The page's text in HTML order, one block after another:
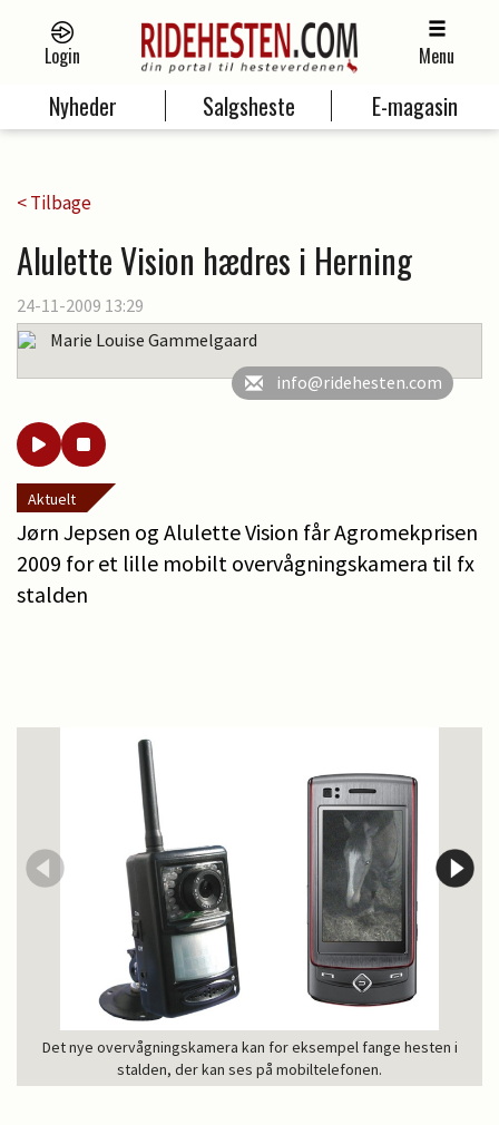
Login Menu
Nyheder Salgsheste E-magasin
< Tilbage
Alulette Vision hædres i Herning
24-11-2009 13:29
Marie Louise Gammelgaard
info@ridehesten.com
Aktuelt
Jørn Jepsen og Alulette Vision får Agromekprisen
2009 for et lille mobilt overvågningskamera til fx
stalden
Det nye overvågningskamera kan for eksempel fange hesten i
stalden, der kan ses på mobiltelefonen.